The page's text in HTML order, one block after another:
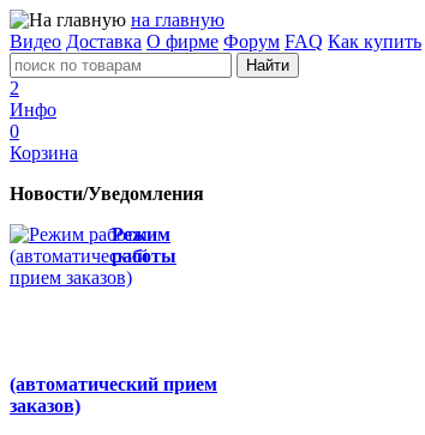
на главную
Видео Доставка О фирме Форум FAQ Как купить
2
Инфо
0
Корзина
Новости/Уведомления
Режим
работы
(автоматический прием
заказов)